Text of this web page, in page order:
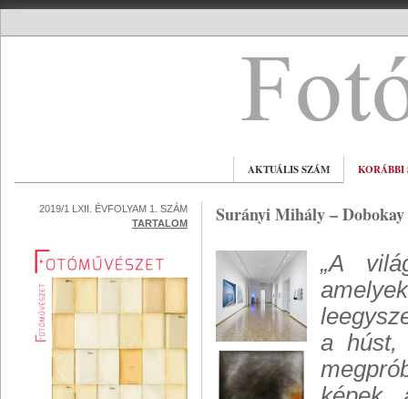
AKTUÁLIS SZÁM KORÁBBI
2019/1 LXII. ÉVFOLYAM 1. SZÁM
TARTALOM
Surányi Mihály –
„A
a húst,